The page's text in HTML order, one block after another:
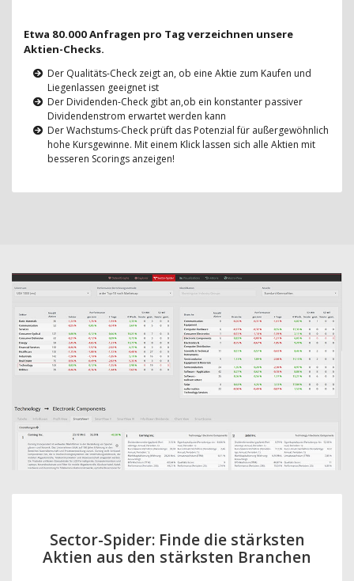
Etwa 80.000 Anfragen pro Tag verzeichnen unsere
Aktien-Checks.
Der Qualitäts-Check zeigt an, ob eine Aktie zum Kaufen und
Liegenlassen geeignet ist
Der Dividenden-Check gibt an,ob ein konstanter passiver
Dividendenstrom erwartet werden kann
Der Wachstums-Check prüft das Potenzial für außergewöhnlich
hohe Kursgewinne. Mit einem Klick lassen sich alle Aktien mit
besseren Scorings anzeigen!
Sector-Spider: Finde die stärksten
Aktien aus den stärksten Branchen